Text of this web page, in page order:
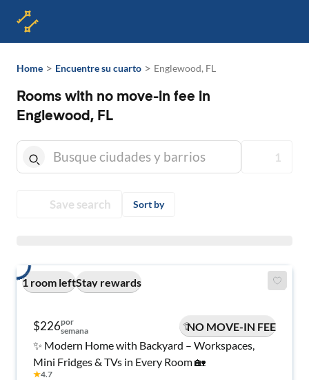
Home > Encuentre su cuarto > Englewood, FL
Rooms with no move-in fee in
Englewood, FL
1
Save search Sort by
1 room leftStay rewards
$226por
semana
NO MOVE-IN FEE
✨ Modern Home with Backyard – Workspaces,
Mini Fridges & TVs in Every Room 🏡
★4.7